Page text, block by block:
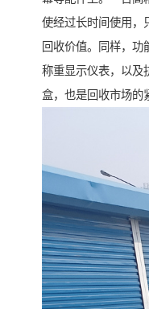
使经过长时间使用，
回收价值。同样，
称重显示仪表，以及
盒，也是回收市场的